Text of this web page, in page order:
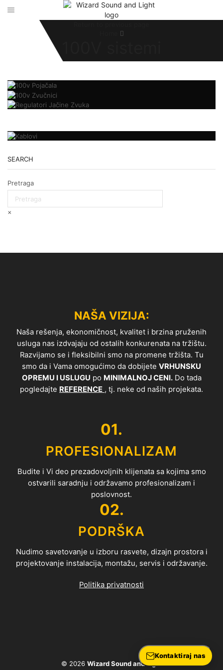
SEARCH
Pretraga
×
NAŠA VIZIJA:
Naša rešenja, ekonomičnost, kvalitet i brzina pruženih
usluga nas izdvajaju od ostalih konkurenata na tržištu.
Razvijamo se i fleksibilni smo na promene tržišta. Tu
smo da i Vama omogućimo da dobijete VRHUNSKU
OPREMU I USLUGU po MINIMALNOJ CENI.Do tada
pogledajte REFERENCE , tj. neke od naših projekata.
01.
PROFESIONALIZAM
Budite i Vi deo prezadovoljnih klijenata sa kojima smo
ostvarili saradnju i održavamo profesionalizam i
poslovnost.
02.
PODRŠKA
Nudimo savetovanje u izboru rasvete, dizajn prostora i
projektovanje instalacija, montažu, servis i održavanje.
Politika privatnosti
© 2026 Wizard Sound and Light
Kontaktiraj nas